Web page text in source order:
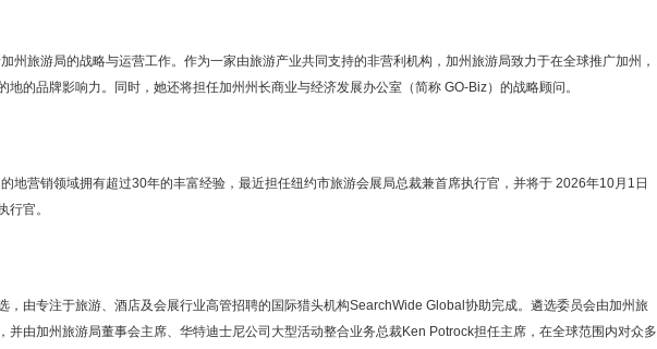
州旅游局的战略与运营工作。作为一家由旅游产业共同支持的非营利机构，加州旅游局致力于在全球推广加州，
地的品牌影响力。同时，她还将担任加州州长商业与经济发展办公室（简称 GO-Biz）的战略顾问。
地营销领域拥有超过30年的丰富经验，最近担任纽约市旅游会展局总裁兼首席执行官，并将于 2026年10月1日
行官。
，由专注于旅游、酒店及会展行业高管招聘的国际猎头机构SearchWide Global协助完成。遴选委员会由加州旅
并由加州旅游局董事会主席、华特迪士尼公司大型活动整合业务总裁Ken Potrock担任主席，在全球范围内对众多